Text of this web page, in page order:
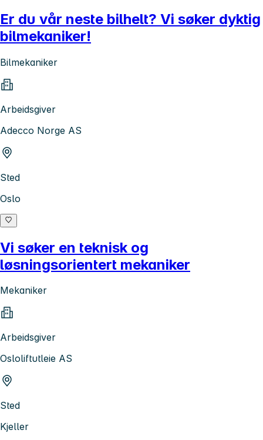
Er du vår neste bilhelt? Vi søker dyktig
bilmekaniker!
Bilmekaniker
Arbeidsgiver
Adecco Norge AS
Sted
Oslo
Vi søker en teknisk og
løsningsorientert mekaniker
Mekaniker
Arbeidsgiver
Osloliftutleie AS
Sted
Kjeller